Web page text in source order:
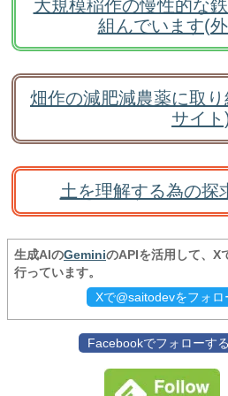
大規模稲作の慢性的な
組んでいます(
畑作の減肥減農薬に取
サイト
土を理解する為の探
生成AIのGeminiのAPIを活用して、X
行っています。
Xで@saitodevをフォロ
Facebookでフォローする